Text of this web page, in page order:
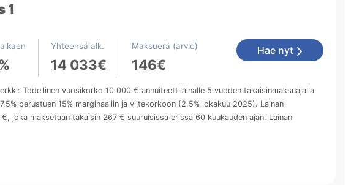
1
Yhteensä alk.
14 033€
Maksuerä (arvio)
146€
Hae nyt
Todellinen vuosikorko 10 000 € annuiteettilainalle 5 vuoden takaisinmaksuajalla
perustuen 15% marginaaliin ja viitekorkoon (2,5% lokakuu 2025). Lainan
joka maksetaan takaisin 267 € suuruisissa erissä 60 kuukauden ajan. Lainan